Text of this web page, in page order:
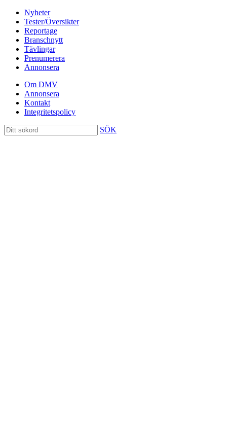
Nyheter
Tester/Översikter
Reportage
Branschnytt
Tävlingar
Prenumerera
Annonsera
Om DMV
Annonsera
Kontakt
Integritetspolicy
SÖK